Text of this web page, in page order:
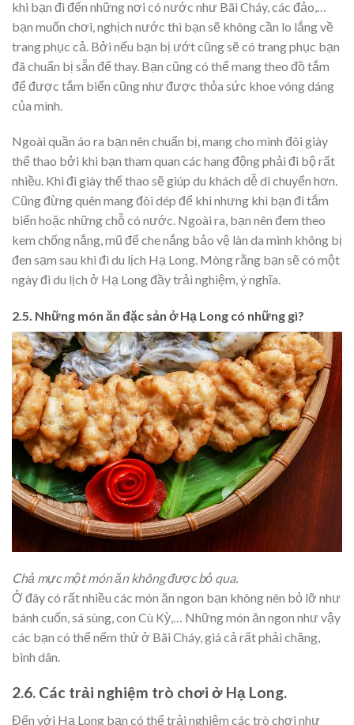
khi bạn đi đến những nơi có nước như Bãi Cháy, các đảo,…
bạn muốn chơi, nghịch nước thì bạn sẽ không cần lo lắng về
trang phục cả. Bởi nếu bạn bị ướt cũng sẽ có trang phục bạn
đã chuẩn bị sẵn để thay. Bạn cũng có thể mang theo đồ tắm
để được tắm biển cũng như được thỏa sức khoe vóng dáng
của mình.
Ngoài quần áo ra bạn nên chuẩn bị, mang cho mình đôi giày
thể thao bởi khi bạn tham quan các hang động phải đi bộ rất
nhiều. Khi đi giày thể thao sẽ giúp du khách dễ di chuyển hơn.
Cũng đừng quên mang đôi dép để khi nhưng khi bạn đi tắm
biển hoặc những chỗ có nước. Ngoài ra, bạn nên đem theo
kem chống nắng, mũ để che nắng bảo vệ làn da mình không bị
đen sạm sau khi đi du lịch Hạ Long. Mòng rằng bạn sẽ có một
ngày đi du lịch ở Hạ Long đầy trải nghiệm, ý nghĩa.
2.5. Những món ăn đặc sản ở Hạ Long có những gì?
Chả mực một món ăn không được bỏ qua.
Ở đây có rất nhiều các món ăn ngon bạn không nên bỏ lỡ như
bánh cuốn, sá sùng, con Cù Kỳ,… Những món ăn ngon như vậy
các bạn có thể nếm thử ở Bãi Cháy, giá cả rất phải chăng,
bình dân.
2.6. Các trải nghiệm trò chơi ở Hạ Long.
Đến với Hạ Long bạn có thể trải nghiệm các trò chơi như